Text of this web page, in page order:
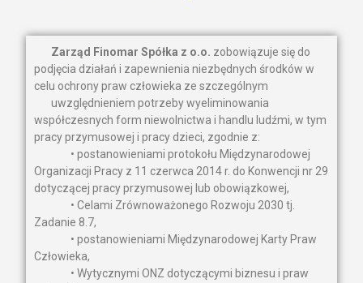
Zarząd Finomar Spółka z o.o. zobowiązuje się do
podjęcia działań i zapewnienia niezbędnych środków w
celu ochrony praw człowieka ze szczególnym
uwzględnieniem potrzeby wyeliminowania
współczesnych form niewolnictwa i handlu ludźmi, w tym
pracy przymusowej i pracy dzieci, zgodnie z:
• postanowieniami protokołu Międzynarodowej
Organizacji Pracy z 11 czerwca 2014 r. do Konwencji nr 29
dotyczącej pracy przymusowej lub obowiązkowej,
• Celami Zrównoważonego Rozwoju 2030 tj.
Zadanie 8.7,
• postanowieniami Międzynarodowej Karty Praw
Człowieka,
• Wytycznymi ONZ dotyczącymi biznesu i praw